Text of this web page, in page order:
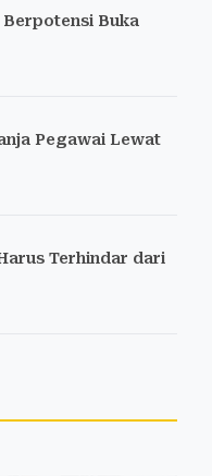
Buka
Pegawai Lewat
Terhindar dari